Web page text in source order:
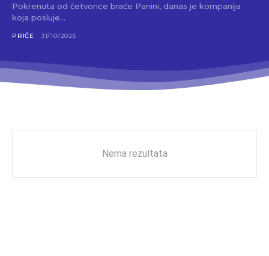
Pokrenuta od četvorice braće Panini, danas je kompanija
koja posluje...
PRIČE 31/10/2025
Nema rezultata